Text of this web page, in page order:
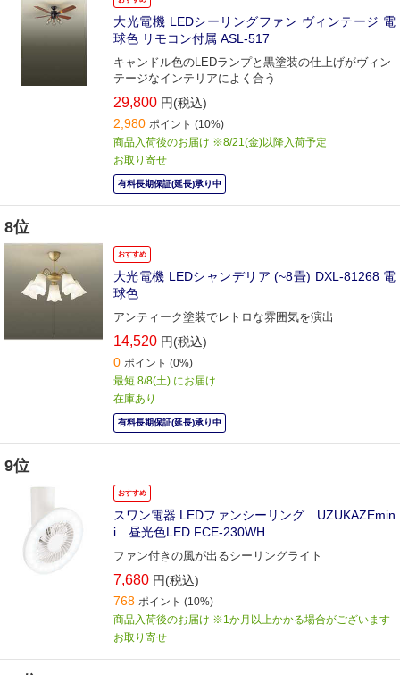
大光電機 LEDシーリングファン ヴィンテージ 電
球色 リモコン付属 ASL-517
キャンドル色のLEDランプと黒塗装の仕上げがヴィン
テージなインテリアによく合う
29,800 円(税込)
2,980 ポイント (10%)
商品入荷後のお届け ※8/21(金)以降入荷予定
お取り寄せ
有料長期保証(延長)承り中
8位
おすすめ
大光電機 LEDシャンデリア (~8畳) DXL-81268 電
球色
アンティーク塗装でレトロな雰囲気を演出
14,520 円(税込)
0 ポイント (0%)
最短 8/8(土) にお届け
在庫あり
有料長期保証(延長)承り中
9位
おすすめ
スワン電器 LEDファンシーリング UZUKAZEmin
i 昼光色LED FCE-230WH
ファン付きの風が出るシーリングライト
7,680 円(税込)
768 ポイント (10%)
商品入荷後のお届け ※1か月以上かかる場合がございます
お取り寄せ